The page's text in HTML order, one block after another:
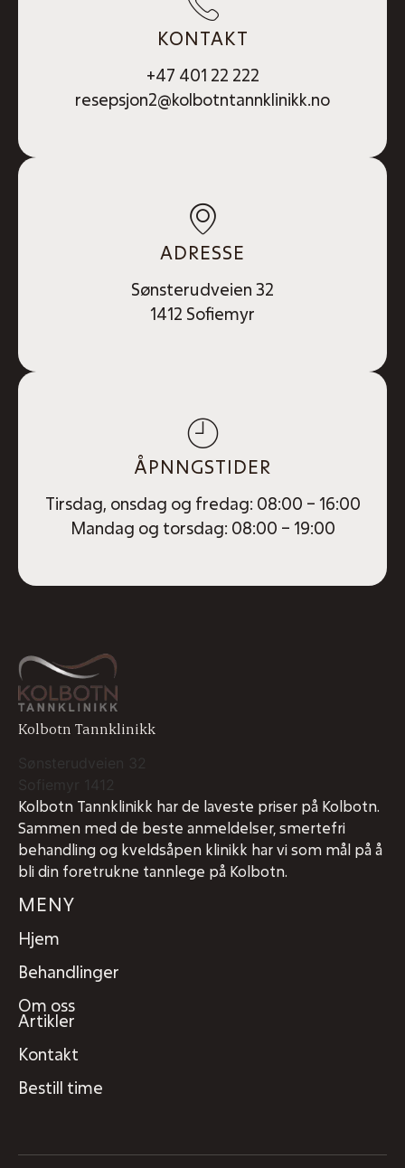
KONTAKT
+47 401 22 222
resepsjon2@kolbotntannklinikk.no
ADRESSE
Sønsterudveien 32
1412 Sofiemyr
ÅPNNGSTIDER
Tirsdag, onsdag og fredag: 08:00 – 16:00
Mandag og torsdag: 08:00 – 19:00
Kolbotn Tannklinikk
Sønsterudveien 32
Sofiemyr
1412
Kolbotn Tannklinikk har de laveste priser på Kolbotn.
Sammen med de beste anmeldelser, smertefri
behandling og kveldsåpen klinikk har vi som mål på å
bli din foretrukne tannlege på Kolbotn.
MENY
Hjem
Behandlinger
Om oss
Artikler
Kontakt
Bestill time